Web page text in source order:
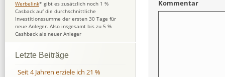
Kommentar
Werbelink* gibt es zusätzlich noch 1 %
Casback auf die durchschnittliche
Investitionssumme der ersten 30 Tage für
neue Anleger. Also insgesamt bis zu 5 %
Cashback als neuer Anleger
Letzte Beiträge
Seit 4 Jahren erziele ich 21 %